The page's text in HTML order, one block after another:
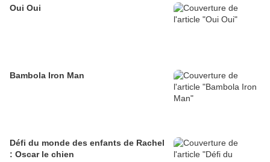
Oui Oui
Bambola Iron Man
Défi du monde des enfants de Rachel
: Oscar le chien